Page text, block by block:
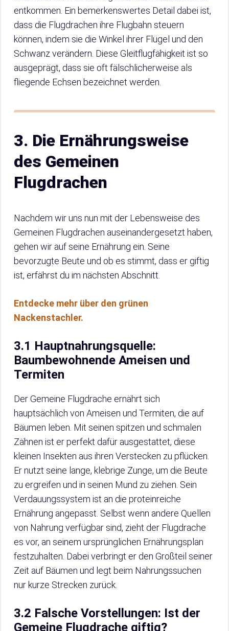
entkommen. Ein bemerkenswertes Detail dabei ist,
dass die Flugdrachen ihre Flugbahn steuern
können, indem sie die Winkel ihrer Flügel und den
Schwanz verändern. Diese Gleitflugfähigkeit ist so
ausgeprägt, dass sie oft fälschlicherweise als
fliegende Echsen bezeichnet werden.
3. Die Ernährungsweise
des Gemeinen
Flugdrachen
Nachdem wir uns nun mit der Lebensweise des
Gemeinen Flugdrachen auseinandergesetzt haben,
gehen wir auf seine Ernährung ein. Seine
bevorzugte Beute und ob es stimmt, dass er giftig
ist, erfährst du im nächsten Abschnitt.
Entdecke mehr über den grünen
Nackenstachler.
3.1 Hauptnahrungsquelle:
Baumbewohnende Ameisen und
Termiten
Der Gemeine Flugdrache ernährt sich
hauptsächlich von Ameisen und Termiten, die auf
Bäumen leben. Mit seinen spitzen und schmalen
Zähnen ist er perfekt dafür ausgestattet, diese
kleinen Insekten aus ihren Verstecken zu pflücken.
Er nutzt seine lange, klebrige Zunge, um die Beute
zu ergreifen und in seinen Mund zu ziehen. Sein
Verdauungssystem ist an die proteinreiche
Ernährung angepasst. Selbst wenn andere Quellen
von Nahrung verfügbar sind, zieht der Flugdrache
es vor, an seinem ursprünglichen Ernährungsplan
festzuhalten. Dabei verbringt er den Großteil seiner
Zeit auf Bäumen und legt beim Nahrungssuchen
nur kurze Strecken zurück.
3.2 Falsche Vorstellungen: Ist der
Gemeine Flugdrache giftig?